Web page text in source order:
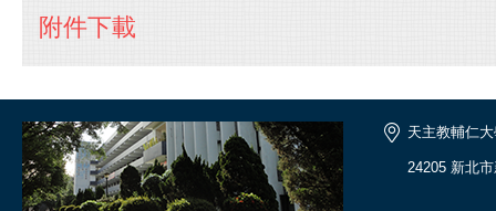
附件下載
天主教輔仁
24205 新北